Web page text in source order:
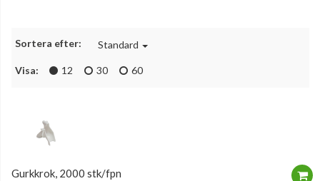
Sortera efter: Standard
Visa: 12 30 60
Gurkkrok, 2000 stk/fpn